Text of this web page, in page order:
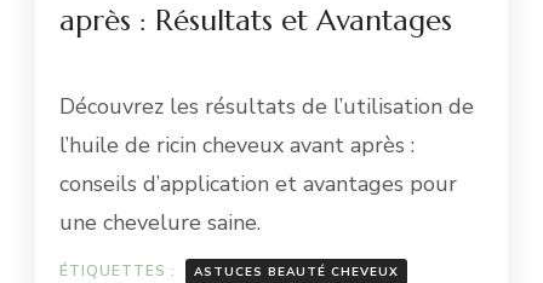
après : Résultats et Avantages
Découvrez les résultats de l’utilisation de
l’huile de ricin cheveux avant après :
conseils d’application et avantages pour
une chevelure saine.
ÉTIQUETTES : ASTUCES BEAUTÉ CHEVEUX